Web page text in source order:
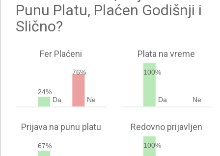
Punu Platu, Plaćen Godišnji i
Slično?
Fer Plaćeni
24%
Da
76%
Ne
Plata na vreme
100%
Da Ne
Prijava na punu platu
67%
Redovno prijavljen
100%